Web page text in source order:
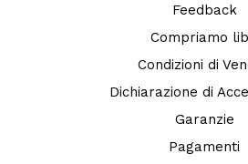
Feedback
Compriamo
Condizioni di
Dichiarazione di
Garanzie
Pagamenti